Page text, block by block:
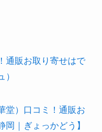
通販お取り寄せはで
堂）口コミ！通販お
｜ぎょっかどう】